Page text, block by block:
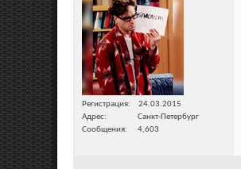
Регистрация
24.03.2015
Адрес
Санкт-Петербург
Сообщения
4,603